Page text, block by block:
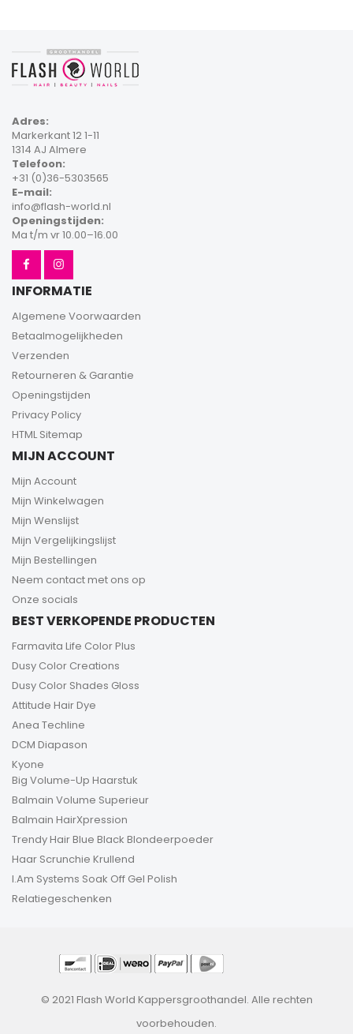
Adres:
Markerkant 12 1-11
1314 AJ Almere
Telefoon:
+31 (0)36-5303565
E-mail:
info@flash-world.nl
Openingstijden:
Ma t/m vr 10.00–16.00
INFORMATIE
Algemene Voorwaarden
Betaalmogelijkheden
Verzenden
Retourneren & Garantie
Openingstijden
Privacy Policy
HTML Sitemap
MIJN ACCOUNT
Mijn Account
Mijn Winkelwagen
Mijn Wenslijst
Mijn Vergelijkingslijst
Mijn Bestellingen
Neem contact met ons op
Onze socials
BEST VERKOPENDE PRODUCTEN
Farmavita Life Color Plus
Dusy Color Creations
Dusy Color Shades Gloss
Attitude Hair Dye
Anea Techline
DCM Diapason
Kyone
Big Volume-Up Haarstuk
Balmain Volume Superieur
Balmain HairXpression
Trendy Hair Blue Black Blondeerpoeder
Haar Scrunchie Krullend
I.Am Systems Soak Off Gel Polish
Relatiegeschenken
© 2021 Flash World Kappersgroothandel. Alle rechten
voorbehouden.